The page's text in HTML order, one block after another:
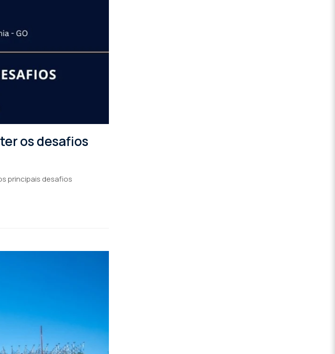
os desafios
principais desafios